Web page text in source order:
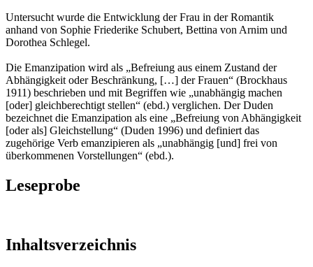
Untersucht wurde die Entwicklung der Frau in der Romantik
anhand von Sophie Friederike Schubert, Bettina von Arnim und
Dorothea Schlegel.
Die Emanzipation wird als „Befreiung aus einem Zustand der
Abhängigkeit oder Beschränkung, […] der Frauen“ (Brockhaus
1911) beschrieben und mit Begriffen wie „unabhängig machen
[oder] gleichberechtigt stellen“ (ebd.) verglichen. Der Duden
bezeichnet die Emanzipation als eine „Befreiung von Abhängigkeit
[oder als] Gleichstellung“ (Duden 1996) und definiert das
zugehörige Verb emanzipieren als „unabhängig [und] frei von
überkommenen Vorstellungen“ (ebd.).
Leseprobe
Inhaltsverzeichnis